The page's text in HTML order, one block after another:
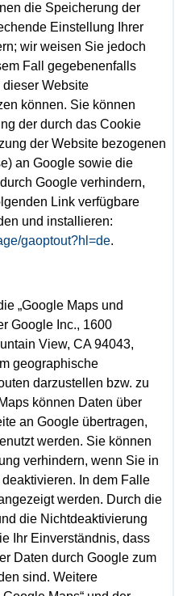
die Speicherung der
Einstellung Ihrer
wir weisen Sie jedoch
Fall gegebenenfalls
Website
können. Sie können
der durch das Cookie
der Website bezogenen
an Google sowie die
Google verhindern,
Link verfügbare
und installieren:
gaoptout?hl=de.
„Google Maps und
Google Inc., 1600
View, CA 94043,
geographische
darzustellen bzw. zu
können Daten über
an Google übertragen,
werden. Sie können
verhindern, wenn Sie in
deaktivieren. In dem Falle
werden. Durch die
die Nichtdeaktivierung
Ihr Einverständnis, dass
Daten durch Google zum
sind. Weitere